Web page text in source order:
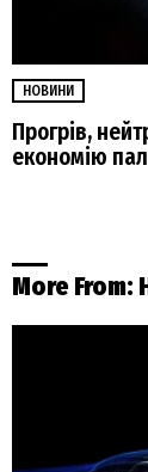
НОВИНИ
Прогрів,
економію
More From: